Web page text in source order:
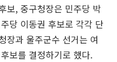
보, 중구청장은 민주당 박
당 이동권 후보로 각각 단
장과 울주군수 선거는 여
보를 결정하기로 했다.